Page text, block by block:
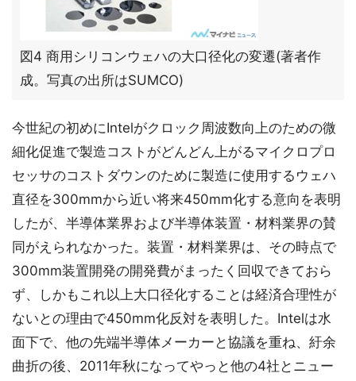
図4 商用シリコンウェハの大口径化の変遷(著者作
成。写真の出所はSUMCO)
今世紀の初めにIntelがクロック周波数向上のための微
細化促進で製造コストがどんどん上がるマイクロプロ
セッサのコストダウンのために製造に使用するウェハ
直径を300mmから近い将来450mm化する意向を表明
したが、半導体業界および半導体装置・材料業界の賛
同がえられなかった。装置・材料業界は、その時点で
300mm装置開発の開発費がまったく回収できておら
ず、しかもこれ以上大口径化することは経済合理性が
ないとの理由で450mm化反対を表明した。Intelは水
面下で、他の先端半導体メーカーと協議を重ね、紆余
曲折の後、2011年秋になってやっと他の4社とニュー